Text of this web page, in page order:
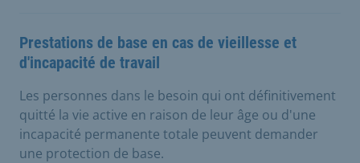
Prestations de base en cas de vieillesse et
d'incapacité de travail
Les personnes dans le besoin qui ont définitivement
quitté la vie active en raison de leur âge ou d'une
incapacité permanente totale peuvent demander
une protection de base.